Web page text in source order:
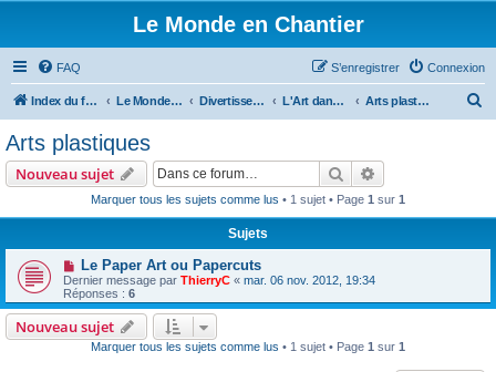
Le Monde en Chantier
FAQ Connexion
S’enregistrer
Index du forum Le Monde en Chantier Divertissement L'Art dans tous ses états Arts plastiques
e
Arts plastiques
Nouveau sujet Rechercher
Marquer tous les sujets comme lus • 1 sujet • Page 1 sur 1
Sujets
Le Paper Art ou Papercuts
Dernier message par ThierryC « mar. 06 nov. 2012, 19:34
Réponses : 6
Nouveau sujet
Marquer tous les sujets comme lus • 1 sujet • Page 1 sur 1